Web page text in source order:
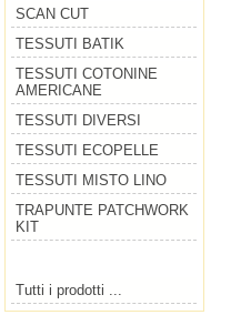
SCAN CUT
TESSUTI BATIK
TESSUTI COTONINE
AMERICANE
TESSUTI DIVERSI
TESSUTI ECOPELLE
TESSUTI MISTO LINO
TRAPUNTE PATCHWORK
KIT
Tutti i prodotti ...